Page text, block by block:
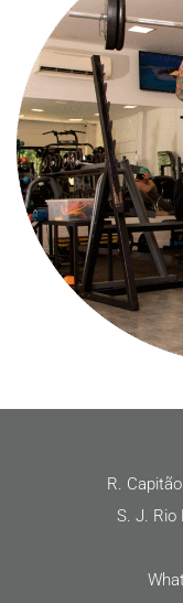
R.
S. J. Rio